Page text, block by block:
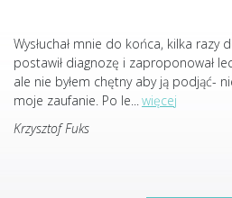
Wysłuchał mnie do końca, kilka razy
postawił diagnozę i zaproponował
ale nie byłem chętny aby ją podjąć-
moje zaufanie. Po le...więcej
Krzysztof Fuks